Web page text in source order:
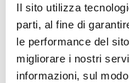
Il sito utilizza
parti, al fine di
le performance del
migliorare i nostri
informazioni, sul
“Gianelli...